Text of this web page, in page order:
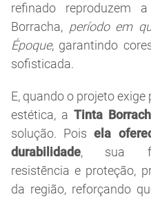
refinado reproduzem
Borracha, período em
Époque, garantindo
sofisticada.
E, quando o projeto
estética, a Tinta
solução. Poisela
durabilidade, sua
resistência e proteção,
da região, reforçando